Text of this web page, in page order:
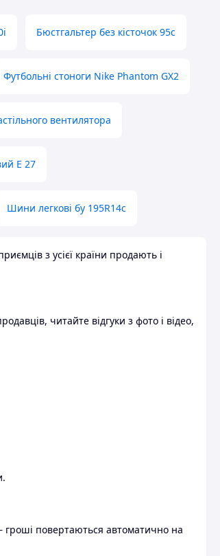
Бюстгальтер без кісточок 95с
Футбольні стоноги Nike Phantom GX2
вентилятора
E 27
Шини легкові бу 195R14c
з усієї країни продають і
читайте відгуки з фото і відео,
повертаються автоматично на